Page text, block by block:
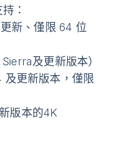
：
更新、僅限 64 位
及更新版本）
更新版本，僅限
版本的4K